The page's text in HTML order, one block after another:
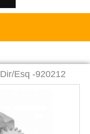
Esq -920212